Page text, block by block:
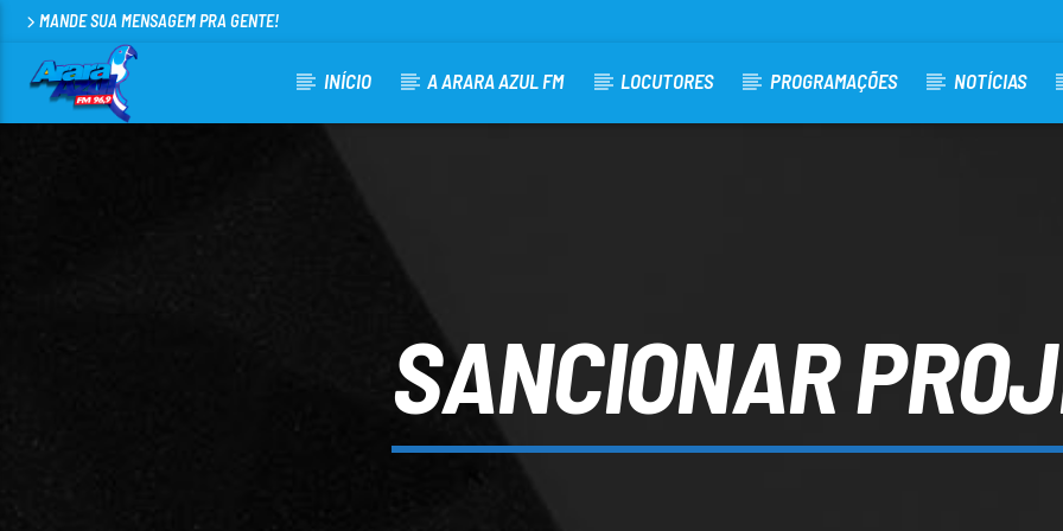
MANDE SUA MENSAGEM PRA GENTE!
INÍCIO A ARARA AZUL FM LOCUTORES PROGRAMAÇÕES NOTÍCIAS
SANCIONAR